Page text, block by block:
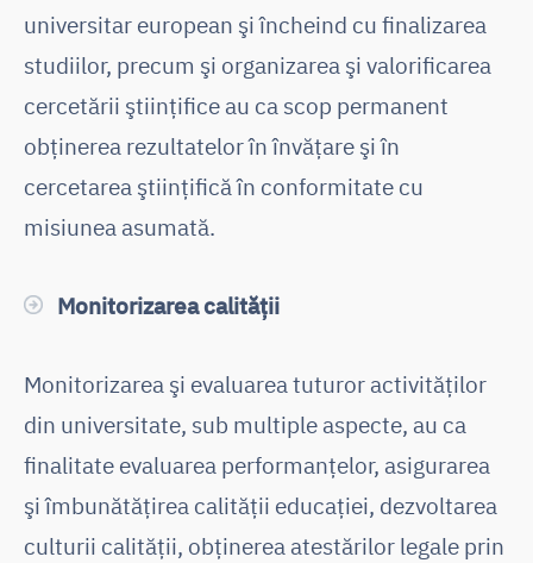
universitar european şi încheind cu finalizarea
studiilor, precum şi organizarea şi valorificarea
cercetării ştiinţifice au ca scop permanent
obţinerea rezultatelor în învăţare şi în
cercetarea ştiinţifică în conformitate cu
misiunea asumată.
Monitorizarea calităţii
Monitorizarea şi evaluarea tuturor activităţilor
din universitate, sub multiple aspecte, au ca
finalitate evaluarea performanţelor, asigurarea
şi îmbunătăţirea calităţii educaţiei, dezvoltarea
culturii calităţii, obţinerea atestărilor legale prin